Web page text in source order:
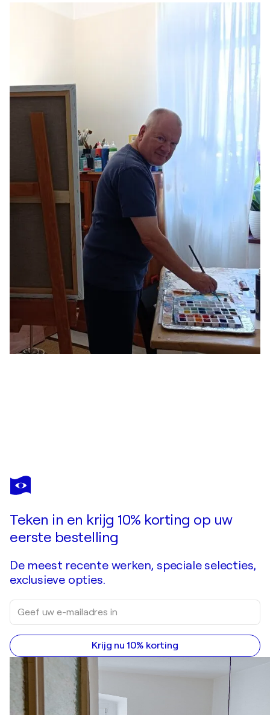
HELGE HENSEL
Endless
Teken in en krijg 10% korting op uw
eerste bestelling
De meest recente werken, speciale selecties,
exclusieve opties.
Krijg nu 10% korting